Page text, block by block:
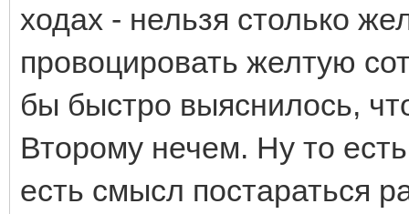
ходах - нельзя столько
провоцировать желтую
бы быстро выяснилось,
Второму нечем. Ну то
есть смысл постараться